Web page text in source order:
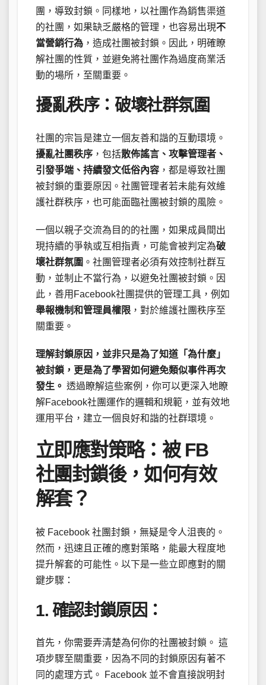
團，導致封鎖。同樣地，以社團作為銷售渠道
的社團，如果缺乏嚴格的管理，也容易出現不
當營銷行為 ，造成社團被封鎖。因此，明確瞭
解社團的性質，並避免將社團作為過度商業活
動的場所，至關重要。
擾亂秩序：破壞社群氛圍
社團的宗旨是建立一個友善和諧的互動環境。
擾亂社團秩序 ，包括散佈謠言、攻擊管理者、
引發爭端、持續發文低俗內容 ，都是導致社團
被封鎖的重要原因。社團管理者若未能有效維
護社群秩序，也可能面臨社團被封鎖的風險。
一個以親子交流為目的的社團，如果成員間出
現持續的爭執或互相指責，可能會被判定為破
壞社群氛圍 。社團管理者必須有效控制社群互
動，並制止不當行為，以避免社團被封鎖。因
此，善用Facebook社團提供的管理工具，例如
舉報機制和管理員權限 ，對於維護社團秩序至
關重要。
理解封鎖原因，並非只是為了知道「為什麼」
被封鎖，更是為了學習如何避免類似事件再次
發生。 透過瞭解這些案例，你可以更深入地瞭
解Facebook社團運作的邏輯和規範，並有效地
運用平台，建立一個良好和諧的社群環境。
立即應對策略：被 FB
社團封鎖後，如何有效
解套？
被 Facebook 社團封鎖，無疑是令人沮喪的。
然而，迅速且正確的應對策略，能最大程度地
提升解套的可能性。以下是一些立即應對的關
鍵步驟：
1. 確認封鎖原因：
首先，你需要弄清楚為何你的社團被封鎖。 這
項步驟至關重要，因為不同的封鎖原因有著不
同的處理方式。 Facebook 並不會直接說明封